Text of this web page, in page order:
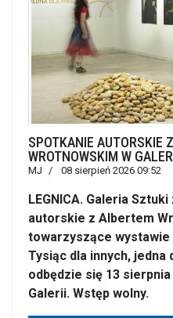
SPOTKANIE AUTORSKIE
WROTNOWSKIM W
MJ 08 sierpień 2026 09:52
LEGNICA. Galeria
autorskie z Albertem
towarzyszące wystawie
Tysiąc dla innych, jedna
odbędzie się 13
Galerii. Wstęp wolny.